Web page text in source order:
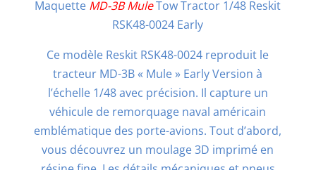
Maquette MD-3B MuleTow Tractor 1/48 Reskit
RSK48-0024 Early
Ce modèle Reskit RSK48-0024 reproduit le
tracteur MD-3B « Mule » Early Version à
l’échelle 1/48 avec précision. Il capture un
véhicule de remorquage naval américain
emblématique des porte-avions. Tout d’abord,
vous découvrez un moulage 3D imprimé en